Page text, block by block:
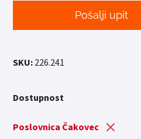
Pošalji upit
SKU:226.241
Dostupnost
Poslovnica Čakovec